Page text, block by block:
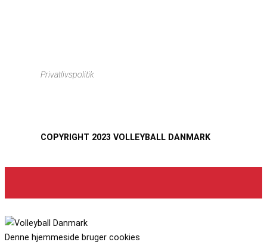
Privatlivspolitik
COPYRIGHT 2023 VOLLEYBALL DANMARK
Denne hjemmeside bruger cookies